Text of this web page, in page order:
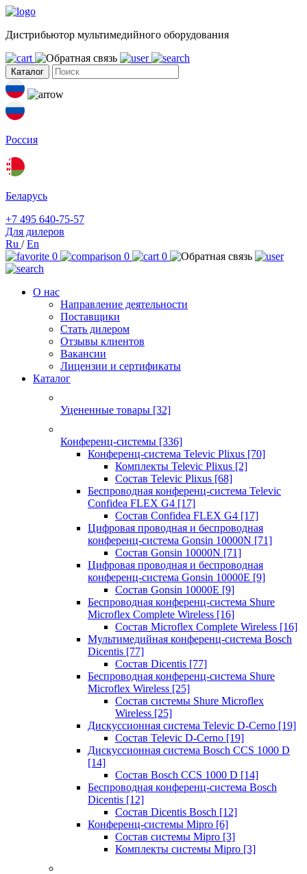
Дистрибьютор мультимедийного оборудования
Каталог
Россия
Беларусь
+7 495 640-75-57
Для дилеров
Ru /En
0
0 0
О нас
Направление деятельности
Поставщики
Стать дилером
Отзывы клиентов
Вакансии
Лицензии и сертификаты
Каталог
Уцененные товары [32]
Конференц-системы [336]
Конференц-система Televic Plixus [70]
Комплекты Televic Plixus [2]
Состав Televic Plixus [68]
Беспроводная конференц-система Televic
Confidea FLEX G4 [17]
Состав Confidea FLEX G4 [17]
Цифровая проводная и беспроводная
конференц-система Gonsin 10000N [71]
Состав Gonsin 10000N [71]
Цифровая проводная и беспроводная
конференц-система Gonsin 10000E [9]
Состав Gonsin 10000E [9]
Беспроводная конференц-система Shure
Microflex Complete Wireless [16]
Состав Microflex Complete Wireless [16]
Мультимедийная конференц-система Bosch
Dicentis [77]
Состав Dicentis [77]
Беспроводная конференц-система Shure
Microflex Wireless [25]
Состав системы Shure Microflex
Wireless [25]
Дискуссионная система Televic D-Cerno [19]
Состав Televic D-Cerno [19]
Дискуссионная система Bosch CCS 1000 D
[14]
Состав Bosch CCS 1000 D [14]
Беспроводная конференц-система Bosch
Dicentis [12]
Состав Dicentis Bosch [12]
Конференц-системы Mipro [6]
Состав системы Mipro [3]
Комплекты системы Mipro [3]